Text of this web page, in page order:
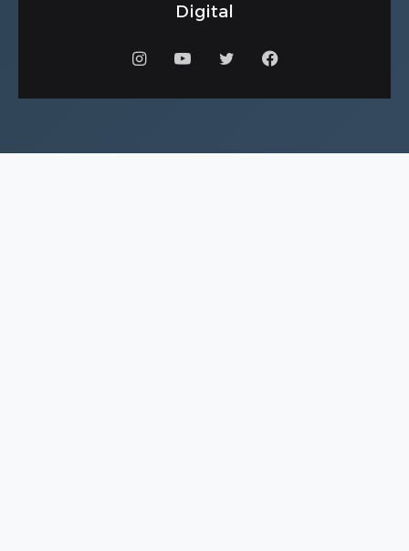
Digital
فيسبوكتويتر يوتيوبانستقرام